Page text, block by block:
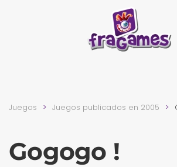
Skip to main content
Juegos Juegos publicados en 2005
Gogogo !